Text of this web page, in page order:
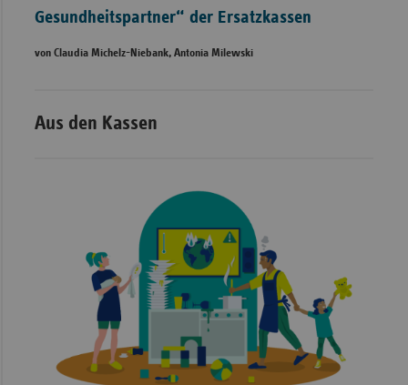
Gesundheitspartner“ der Ersatzkassen
von Claudia Michelz-Niebank, Antonia Milewski
Aus den Kassen